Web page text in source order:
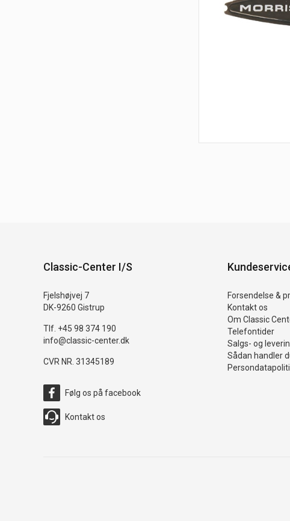
Classic-Center I/S
Fjelshøjvej 7
DK-9260 Gistrup
Tlf. +45 98 374 190
info@classic-center.dk
CVR NR. 31345189
Følg os på facebook
Kontakt os
Forsendelse &
Kontakt os
Om Classic
Telefontider
Salgs- og
Sådan handler